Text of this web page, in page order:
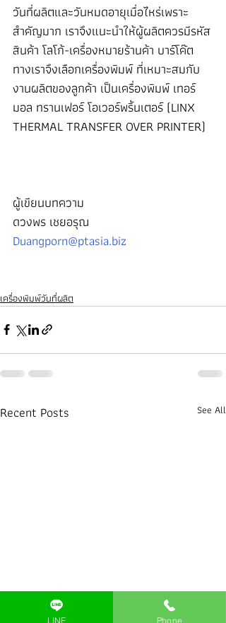
วันที่ผลิตและวันหมดอายุเมื่อไหร่เพราะ
สำคัญมาก เราจึงแนะนำให้ผู้ผลิตควรมีรหัส
สินค้า โลโก้-เครื่องหมายร้านค้า บาร์โค๊ต
ทางเราจึงเลือกเครื่องพิมพ์ ที่เหมาะสมกับ
งานผลิตของลูกค้า เป็นเครื่องพิมพ์ เทอร์
มอล ทรานเฟอร์ โอเวอร์พริ้นเตอร์ (LINX
THERMAL TRANSFER OVER PRINTER)
ผู้เขียนบทความ
ดวงพร เชยอรุณ
Duangporn@ptasia.biz
เครื่องพิมพ์วันที่ผลิต
Recent Posts See All
LINE Phone